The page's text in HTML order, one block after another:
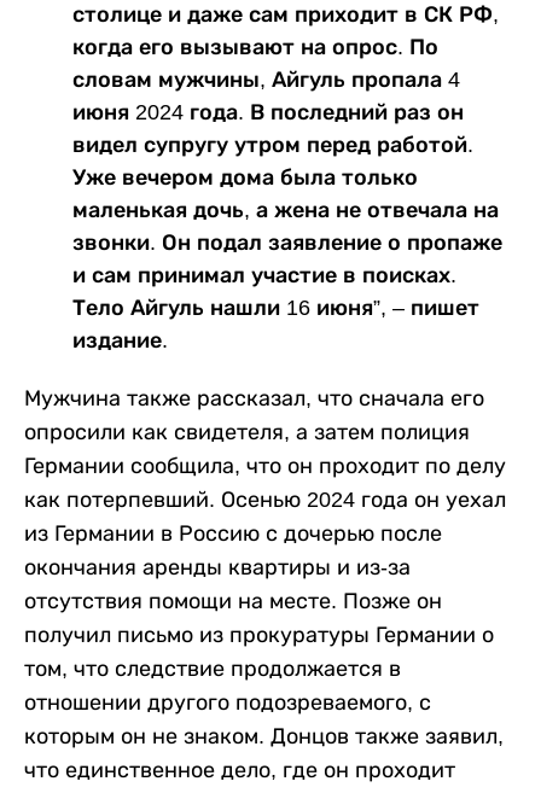
столице и даже сам приходит в СК РФ,
когда его вызывают на опрос. По
словам мужчины, Айгуль пропала 4
июня 2024 года. В последний раз он
видел супругу утром перед работой.
Уже вечером дома была только
маленькая дочь, а жена не отвечала на
звонки. Он подал заявление о пропаже
и сам принимал участие в поисках.
Тело Айгуль нашли 16 июня”, – пишет
издание.
Мужчина также рассказал, что сначала его
опросили как свидетеля, а затем полиция
Германии сообщила, что он проходит по делу
как потерпевший. Осенью 2024 года он уехал
из Германии в Россию с дочерью после
окончания аренды квартиры и из-за
отсутствия помощи на месте. Позже он
получил письмо из прокуратуры Германии о
том, что следствие продолжается в
отношении другого подозреваемого, с
которым он не знаком. Донцов также заявил,
что единственное дело, где он проходит